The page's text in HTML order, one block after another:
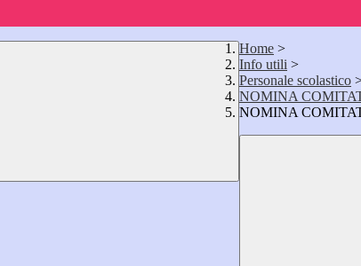
Home >
Info utili >
Personale scolastico
NOMINA
NOMINA